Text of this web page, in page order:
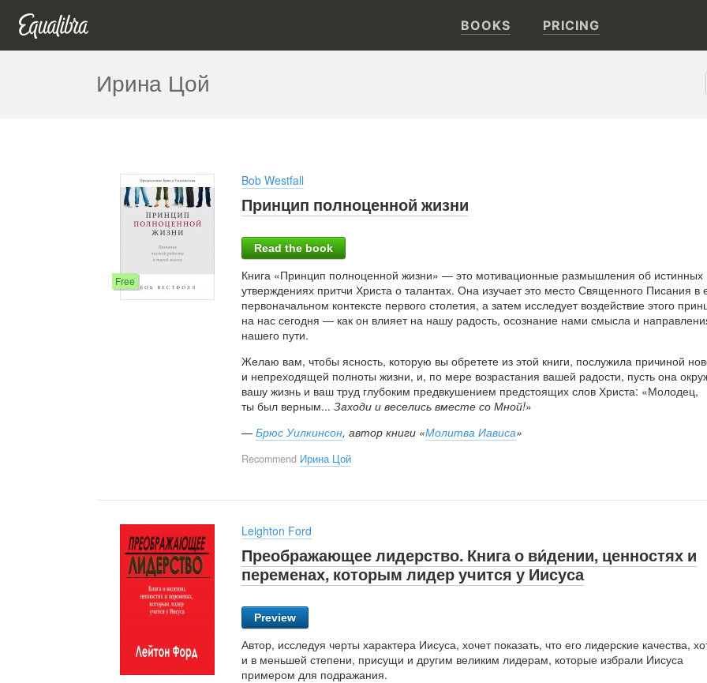
BOOKS PRICING
Ирина Цой
Free
Bob Westfall
Принцип полноценной жизни
Read the book
Книга «Принцип полноценной жизни» — это мотивационные размышления об истинных
утверждениях притчи Христа о талантах. Она изучает это место Священного Писания в
первоначальном контексте первого столетия, а затем исследует воздействие этого
на нас сегодня — как он влияет на нашу радость, осознание нами смысла и
нашего пути.
Желаю вам, чтобы ясность, которую вы обретете из этой книги, послужила причиной
и непреходящей полноты жизни, и, по мере возрастания вашей радости, пусть она
вашу жизнь и ваш труд глубоким предвкушением предстоящих слов Христа: «Молодец,
ты был верным... Заходи и веселись вместе со Мной!»
—Брюс Уилкинсон, автор книги «Молитва Иависа»
Recommend Ирина Цой
Leighton Ford
Преображающее лидерство. Книга о ви́дении, ценностях и
переменах, которым лидер учится у Иисуса
Preview
Автор, исследуя черты характера Иисуса, хочет показать, что его лидерские качества,
и в меньшей степени, присущи и другим великим лидерам, которые избрали Иисуса
примером для подражания.